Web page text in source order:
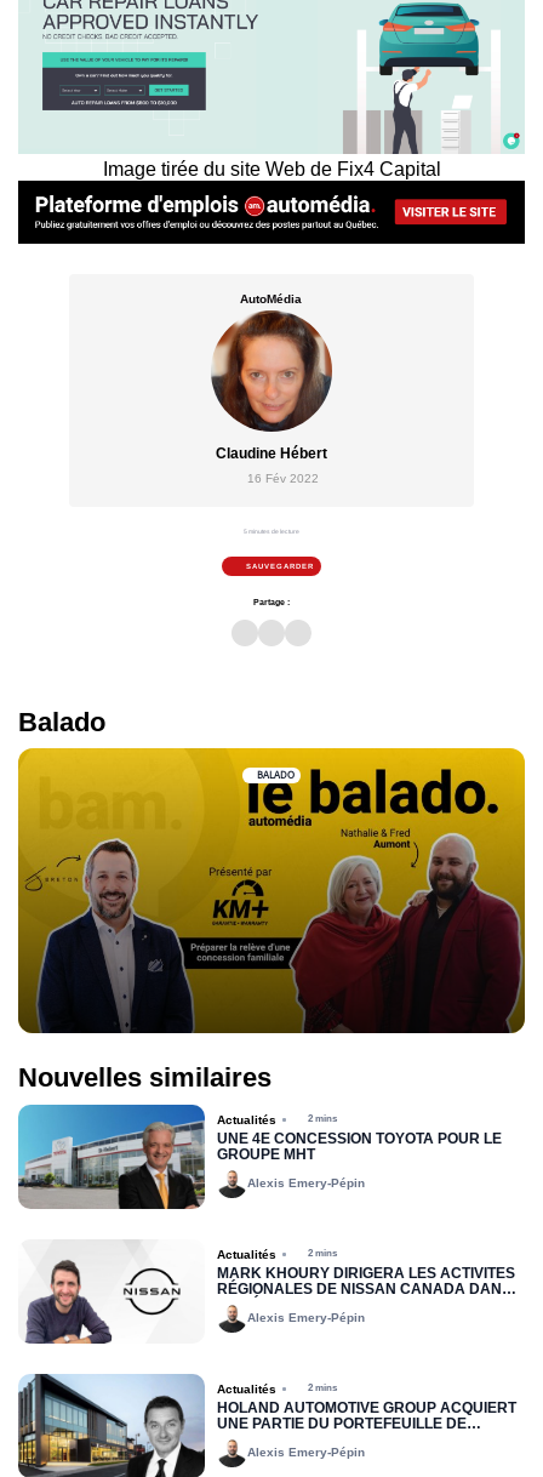
AutoMédia
Claudine Hébert
16 Fév 2022
5 minutes de lecture
SAUVEGARDER
Partage :
Image tirée du site Web de Fix4 Capital
Balado
BALADO
Nouvelles similaires
Actualités 2 mins
UNE 4E CONCESSION TOYOTA POUR LE
GROUPE MHT
Alexis Emery-Pépin
Actualités 2 mins
MARK KHOURY DIRIGERA LES ACTIVITÉS
RÉGIONALES DE NISSAN CANADA DANS
LA RÉGION DE L’EST
Alexis Emery-Pépin
Actualités 2 mins
HOLAND AUTOMOTIVE GROUP ACQUIERT
UNE PARTIE DU PORTEFEUILLE DE
LOCATION JOHN SCOTTI
Alexis Emery-Pépin